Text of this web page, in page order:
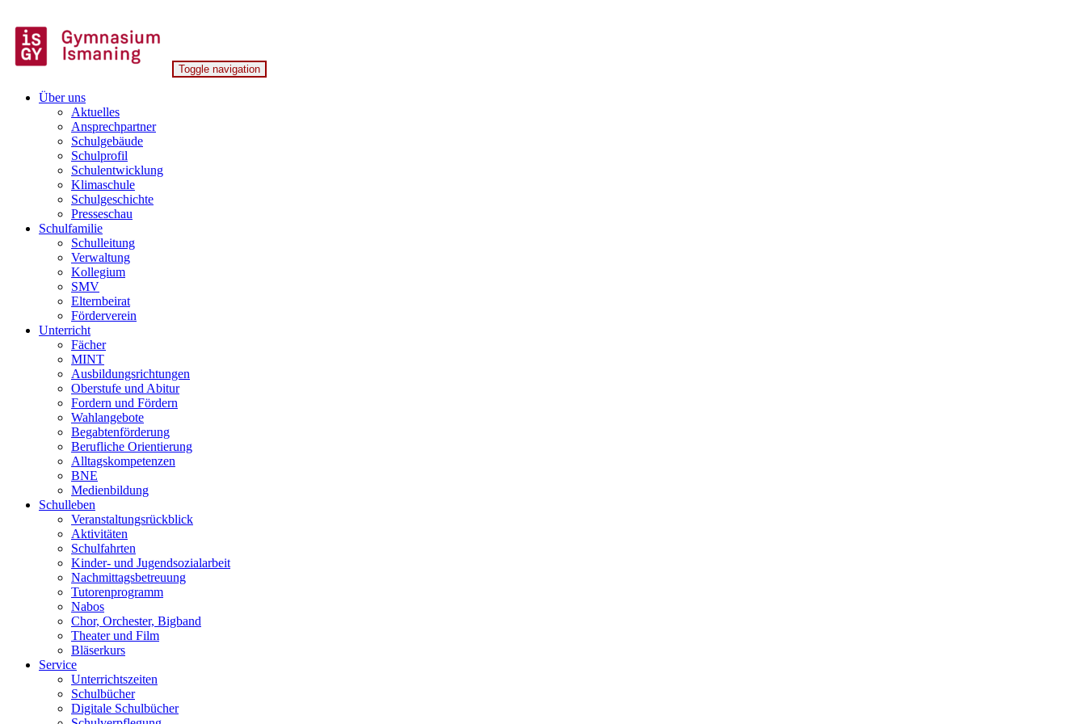
to
content
Gymnasium Ismaning
Toggle navigation
Über uns
Aktuelles
Ansprechpartner
Schulgebäude
Schulprofil
Schulentwicklung
Klimaschule
Schulgeschichte
Presseschau
Schulfamilie
Schulleitung
Verwaltung
Kollegium
SMV
Elternbeirat
Förderverein
Unterricht
Fächer
MINT
Ausbildungsrichtungen
Oberstufe und Abitur
Fordern und Fördern
Wahlangebote
Begabtenförderung
Berufliche Orientierung
Alltagskompetenzen
BNE
Medienbildung
Schulleben
Veranstaltungsrückblick
Aktivitäten
Schulfahrten
Kinder- und Jugendsozialarbeit
Nachmittagsbetreuung
Tutorenprogramm
Nabos
Chor, Orchester, Bigband
Theater und Film
Bläserkurs
Service
Unterrichtszeiten
Schulbücher
Digitale Schulbücher